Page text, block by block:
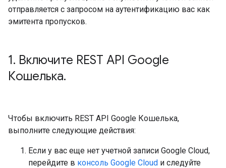
отправляется с запросом на аутентификацию вас как
эмитента пропусков.
1. Включите REST API Google
Кошелька.
Чтобы включить REST API Google Кошелька,
выполните следующие действия:
Если у вас еще нет учетной записи Google Cloud,
перейдите в консоль Google Cloud и следуйте